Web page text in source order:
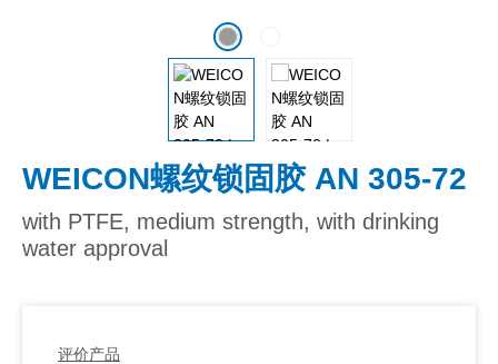
WEICON螺纹锁固胶 AN 305-72
with PTFE, medium strength, with drinking
water approval
评价产品